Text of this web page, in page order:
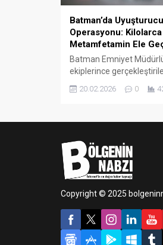
Batman’da Uyuşturucu
Operasyonu: Kilolarca
Metamfetamin Ele
Batman Emniyet
ekiplerince
3 kilo 220 gram
20.02.2026 0
Copyright © 2025